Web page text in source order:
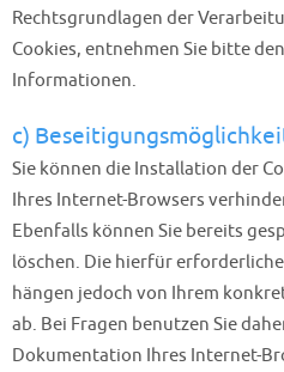
Rechtsgrundlagen der
Cookies, entnehmen Sie bitte
Informationen.
c)
Sie können die Installation der
Ihres Internet-Browsers
Ebenfalls können Sie bereits
löschen. Die hierfür
hängen jedoch von Ihrem
ab. Bei Fragen benutzen Sie
Dokumentation Ihres Internet-